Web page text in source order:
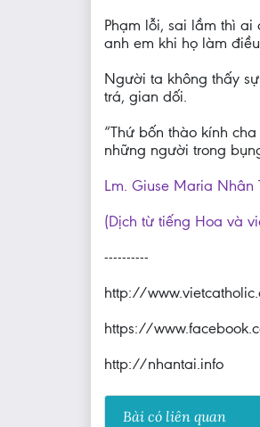
Phạm lỗi, sai lầm thì
anh em khi họ làm
Người ta không thấy
trá, gian dối.
“Thứ bốn thào kính
những người trong
Lm. Giuse Maria Nhân
(Dịch từ tiếng Hoa và
----------
http://
https://
http://nhantai.info
Bài có liên quan